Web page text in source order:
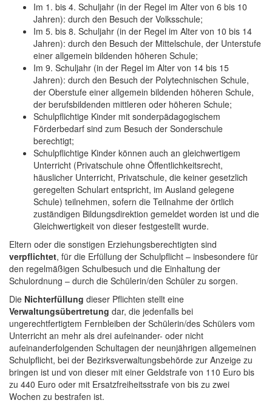
Im 1. bis 4. Schuljahr (in der Regel im Alter von 6 bis 10
Jahren): durch den Besuch der Volksschule;
Im 5. bis 8. Schuljahr (in der Regel im Alter von 10 bis 14
Jahren): durch den Besuch der Mittelschule, der Unterstufe
einer allgemein bildenden höheren Schule;
Im 9. Schuljahr (in der Regel im Alter von 14 bis 15
Jahren): durch den Besuch der Polytechnischen Schule,
der Oberstufe einer allgemein bildenden höheren Schule,
der berufsbildenden mittleren oder höheren Schule;
Schulpflichtige Kinder mit sonderpädagogischem
Förderbedarf sind zum Besuch der Sonderschule
berechtigt;
Schulpflichtige Kinder können auch an gleichwertigem
Unterricht (Privatschule ohne Öffentlichkeitsrecht,
häuslicher Unterricht, Privatschule, die keiner gesetzlich
geregelten Schulart entspricht, im Ausland gelegene
Schule) teilnehmen, sofern die Teilnahme der örtlich
zuständigen Bildungsdirektion gemeldet worden ist und die
Gleichwertigkeit von dieser festgestellt wurde.
Eltern oder die sonstigen Erziehungsberechtigten sind
verpflichtet, für die Erfüllung der Schulpflicht – insbesondere für
den regelmäßigen Schulbesuch und die Einhaltung der
Schulordnung – durch die Schülerin/den Schüler zu sorgen.
Die Nichterfüllung dieser Pflichten stellt eine
Verwaltungsübertretung dar, die jedenfalls bei
ungerechtfertigtem Fernbleiben der Schülerin/des Schülers vom
Unterricht an mehr als drei aufeinander- oder nicht
aufeinanderfolgenden Schultagen der neunjährigen allgemeinen
Schulpflicht, bei der Bezirksverwaltungsbehörde zur Anzeige zu
bringen ist und von dieser mit einer Geldstrafe von 110 Euro bis
zu 440 Euro oder mit Ersatzfreiheitsstrafe von bis zu zwei
Wochen zu bestrafen ist.